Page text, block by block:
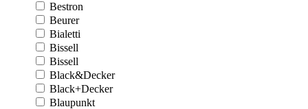
Bestron
Beurer
Bialetti
Bissell
Bissell
Black&Decker
Black+Decker
Blaupunkt